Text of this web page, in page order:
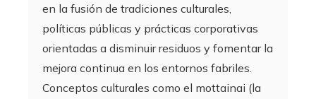
en la fusión de tradiciones culturales,
políticas públicas y prácticas corporativas
orientadas a disminuir residuos y fomentar la
mejora continua en los entornos fabriles.
Conceptos culturales como el mottainai (la